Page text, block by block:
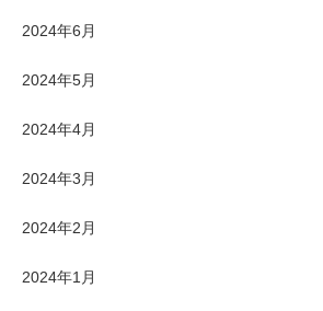
2024年6月
2024年5月
2024年4月
2024年3月
2024年2月
2024年1月